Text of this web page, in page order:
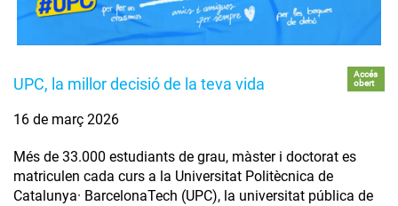
UPC, la millor decisió de la teva vida
Accés
obert
16 de març 2026
Més de 33.000 estudiants de grau, màster i doctorat es
matriculen cada curs a la Universitat Politècnica de
Catalunya· BarcelonaTech (UPC), la universitat pública de